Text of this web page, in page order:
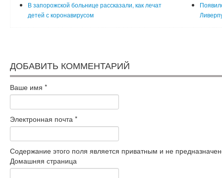
В запорожской больнице рассказали, как лечат
детей с коронавирусом
ДОБАВИТЬ КОММЕНТАРИЙ
Ваше имя *
Электронная почта *
Содержание этого поля является приватным и не
Домашняя страница